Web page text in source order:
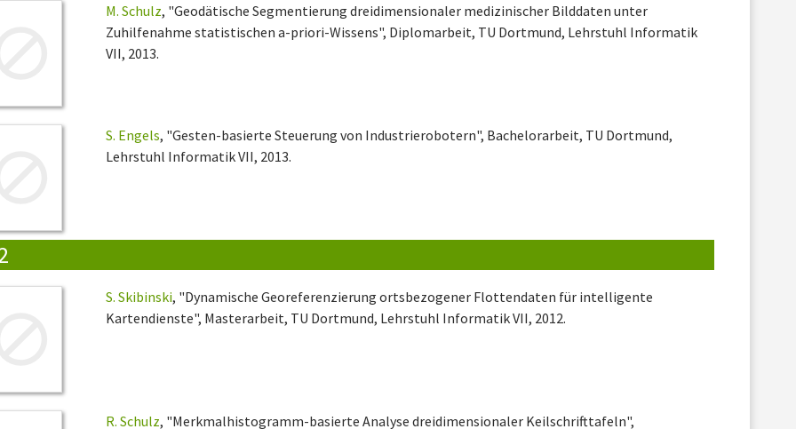
M. Schulz, "Geodätische Segmentierung dreidimensionaler medizinischer Bilddaten unter
Zuhilfenahme statistischen a-priori-Wissens", Diplomarbeit, TU Dortmund, Lehrstuhl Informatik
VII, 2013.
S. Engels, "Gesten-basierte Steuerung von Industrierobotern", Bachelorarbeit, TU Dortmund,
Lehrstuhl Informatik VII, 2013.
S. Skibinski, "Dynamische Georeferenzierung ortsbezogener Flottendaten für intelligente
Kartendienste", Masterarbeit, TU Dortmund, Lehrstuhl Informatik VII, 2012.
R. Schulz, "Merkmalhistogramm-basierte Analyse dreidimensionaler Keilschrifttafeln",